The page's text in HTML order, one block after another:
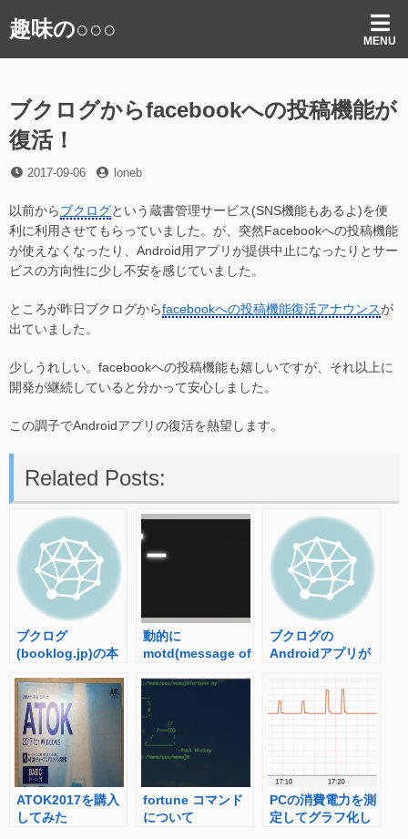
ン
へ
ッ
趣味の○○○ MENU
ブクログからfacebookへの投稿機能が
復活！
投
日
2017-09-06
投
者
loneb
以前からブクログという蔵書管理サービス(SNS機能もあるよ)を便
利に利用させてもらっていました。が、突然Facebookへの投稿機能
が使えなくなったり、Android用アプリが提供中止になったりとサー
ビスの方向性に少し不安を感じていました。
ところが昨日ブクログからfacebookへの投稿機能復活アナウンスが
出ていました。
少しうれしい。facebookへの投稿機能も嬉しいですが、それ以上に
開発が継続していると分かって安心しました。
この調子でAndroidアプリの復活を熱望します。
Related Posts:
ブクログ
(booklog.jp)の本
wordpress用プラ
グインを作ってみ
た
動的に
motd(message of
せる –
Debian/Ubuntu編
–
ブクログの
Androidアプリが
ATOK2017を購入
してみた
fortune コマンド
について
PCの消費電力を測
定してグラフ化し